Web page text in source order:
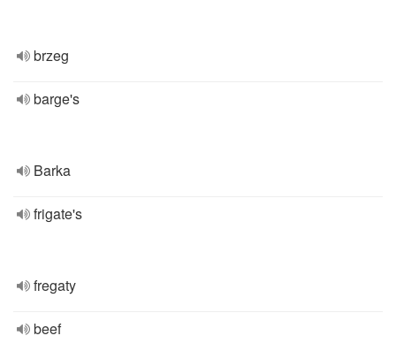
brzeg
barge's
Barka
frigate's
fregaty
beef